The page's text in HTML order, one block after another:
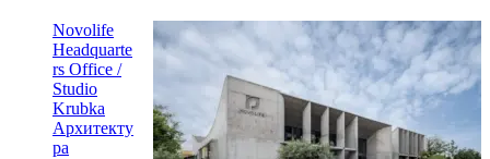
Novolife
Headquarte
rs Office /
Studio
Krubka
Архитекту
ра